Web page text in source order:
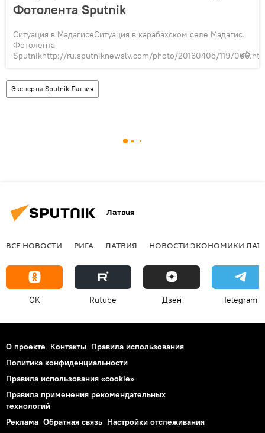
Фотолента Sputnik
Ситуация в МадагисеСитуация в карабахском селе Мадагис.
Фотолента
Sputnikhttp://ru.sputniknewslv.com/photo/20160405/
Эксперты Sputnik Латвия
Латвия
ВСЕ НОВОСТИ РИГА ЛАТВИЯ НОВОСТИ ЭКОНОМИКИ
OK Rutube Дзен Telegram
О проекте Контакты Правила использования
Политика конфиденциальности
Правила использования «cookie»
Правила применения рекомендательных
технологий
Реклама Обратная связь Настройки отслеживания